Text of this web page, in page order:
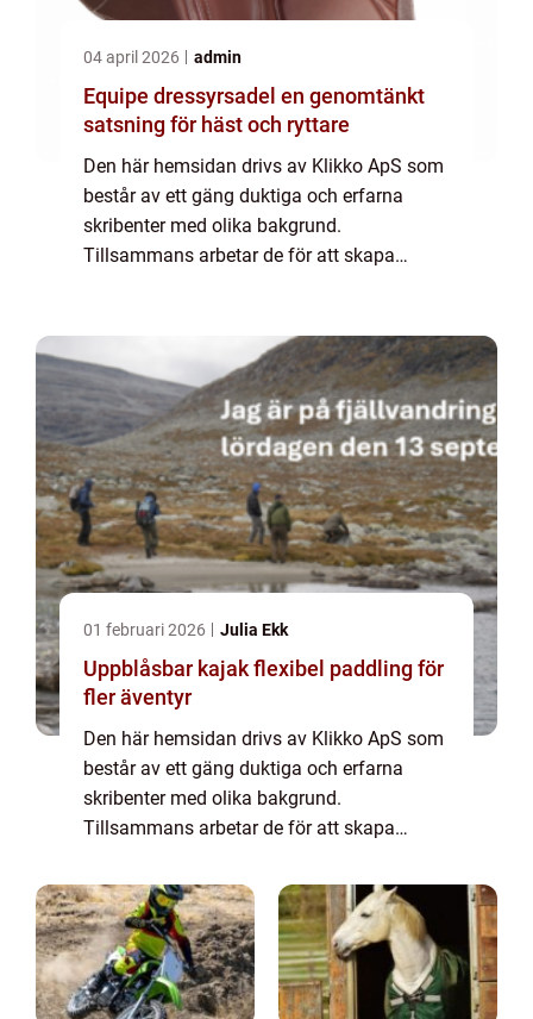
04 april 2026 admin
Equipe dressyrsadel en genomtänkt
satsning för häst och ryttare
Den här hemsidan drivs av Klikko ApS som
består av ett gäng duktiga och erfarna
skribenter med olika bakgrund.
Tillsammans arbetar de för att skapa
01 februari 2026 Julia Ekk
Uppblåsbar kajak flexibel paddling för
fler äventyr
Den här hemsidan drivs av Klikko ApS som
består av ett gäng duktiga och erfarna
skribenter med olika bakgrund.
Tillsammans arbetar de för att skapa
utmanande det är att läsa och genomgå en
massa olika ...